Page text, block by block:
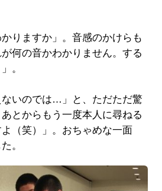
りますか」。音感のかけらも
何の音かわかりません。する
。
いのでは…」と、ただただ驚
とからもう一度本人に尋ねる
（笑）」。おちゃめな一面
。